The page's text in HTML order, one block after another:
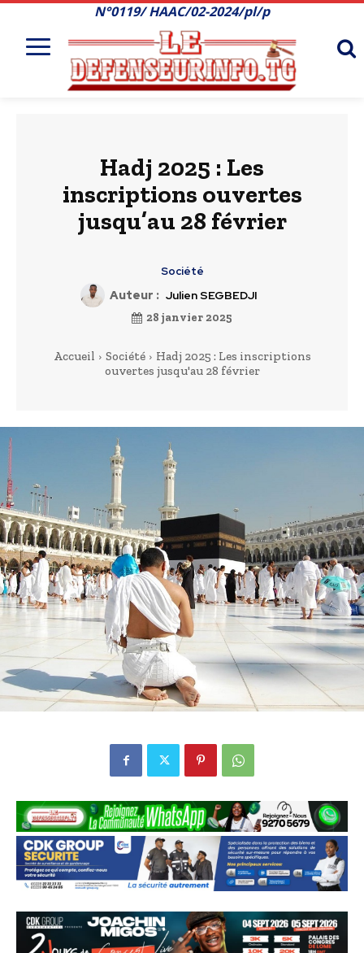
N°0119/ HAAC/02-2024/pl/p
Hadj 2025 : Les
inscriptions ouvertes
jusqu’au 28 février
Société
Auteur : Julien SEGBEDJI
28 janvier 2025
Accueil Société
Hadj 2025 : Les inscriptions
ouvertes jusqu'au 28 février